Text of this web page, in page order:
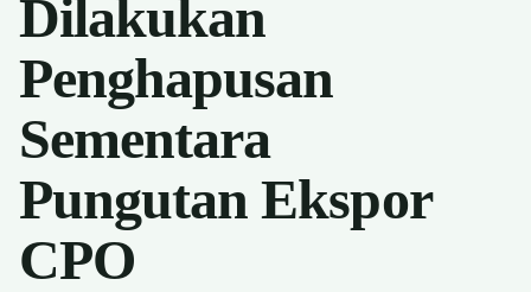
Dilakukan
Penghapusan
Sementara
Pungutan Ekspor
CPO